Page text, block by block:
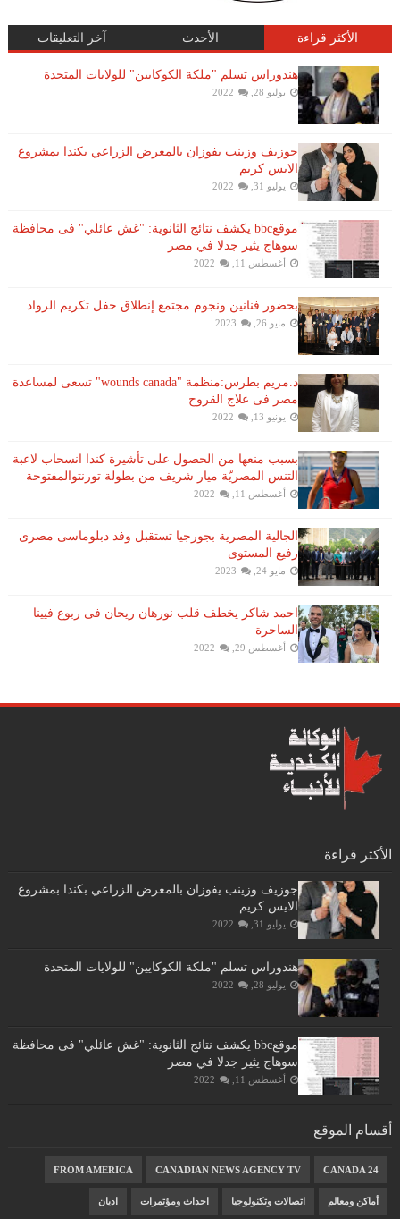
الأكثر قراءة الأحدث آخر التعليقات
هندوراس تسلم "ملكة الكوكايين" للولايات المتحدة
يوليو 28, 2022
جوزيف وزينب يفوزان بالمعرض الزراعي بكندا بمشروع
الايس كريم
يوليو 31, 2022
موقعbbc يكشف نتائج الثانوية: "غش عائلي" فى محافظة
سوهاج يثير جدلا في مصر
أغسطس 11, 2022
بحضور فنانين ونجوم مجتمع إنطلاق حفل تكريم الرواد
مايو 26, 2023
د.مريم بطرس:منظمة "wounds canada" تسعى لمساعدة
مصر فى علاج القروح
يونيو 13, 2022
بسبب منعها من الحصول على تأشيرة كندا انسحاب لاعبة ​
التنس​ المصريّة ​ميار شريف​ من بطولة ​تورنتو​المفتوحة
أغسطس 11, 2022
الجالية المصرية بجورجيا تستقبل وفد دبلوماسى مصرى
رفيع المستوى
مايو 24, 2023
احمد شاكر يخطف قلب نورهان ريحان فى ربوع فيينا
الساحرة
أغسطس 29, 2022
الأكثر قراءة
جوزيف وزينب يفوزان بالمعرض الزراعي بكندا بمشروع
الايس كريم
يوليو 31, 2022
هندوراس تسلم "ملكة الكوكايين" للولايات المتحدة
يوليو 28, 2022
موقعbbc يكشف نتائج الثانوية: "غش عائلي" فى محافظة
سوهاج يثير جدلا في مصر
أغسطس 11, 2022
أقسام الموقع
CANADA 24
CANADIAN NEWS AGENCY TV
FROM AMERICA
أماكن ومعالم اتصالات وتكنولوجيا احداث ومؤتمرات اديان